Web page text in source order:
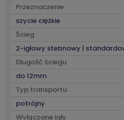
Przeznaczenie
szycie ciężkie
Ścieg
2-igłowy stebnowy |
Długość ściegu
do 12mm
Typ transportu
potrójny
Wyłączane igły